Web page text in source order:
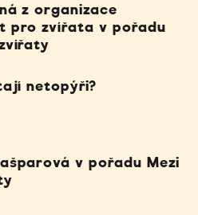
z organizace
pro zvířata v pořadu
netopýři?
v pořadu Mezi